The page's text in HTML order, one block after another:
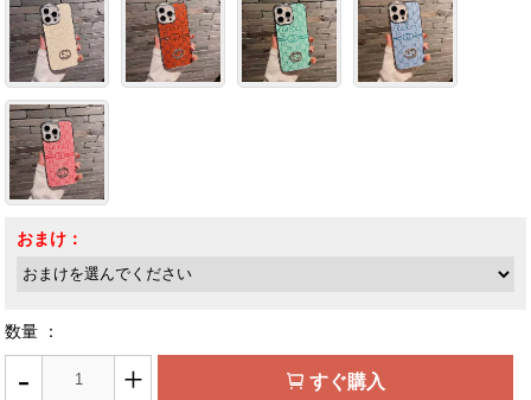
おまけ：
数量 ：
- + すぐ購入